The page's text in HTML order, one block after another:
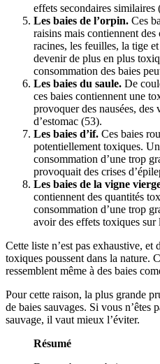
effets secondaires similaires
Les baies de l’orpin. Ces
raisins mais contiennent
racines, les feuilles, la tige
devenir de plus en plus
consommation des baies
Les baies du saule. De
ces baies contiennent une
provoquer des nausées, des
d’estomac (53).
Les baies d’if. Ces baies
potentiellement toxiques.
consommation d’une trop
provoquait des crises
Les baies de la vigne
contiennent des quantités
consommation d’une trop
avoir des effets toxiques sur
Cette liste n’est pas exhaustive, et
toxiques poussent dans la nature.
ressemblent même à des baies
Pour cette raison, la plus grande
de baies sauvages. Si vous n’êtes
sauvage, il vaut mieux l’éviter.
Résumé